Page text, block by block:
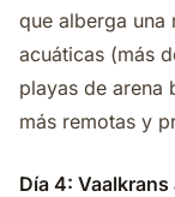
que alberga una
acuáticas (más
playas de arena
más remotas y
Día 4: